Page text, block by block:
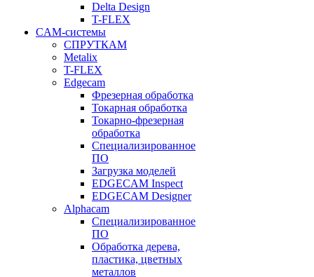
Delta Design
T-FLEX
CAM-системы
СПРУТКAM
Metalix
T-FLEX
Edgecam
Фрезерная обработка
Токарная обработка
Токарно-фрезерная
обработка
Специализированное
ПО
Загрузка моделей
EDGECAM Inspect
EDGECAM Designer
Alphacam
Специализированное
ПО
Обработка дерева,
пластика, цветных
металлов